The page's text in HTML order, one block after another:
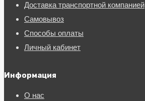
Доставка транспортной компанией
Самовывоз
Способы оплаты
Личный кабинет
Информация
О нас